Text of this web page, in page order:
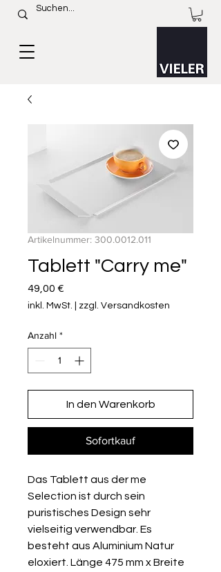
Artikelnummer: 300.0012.011
Tablett "Carry me"
49,00 €
inkl. MwSt. zzgl. Versandkosten
Anzahl *
In den Warenkorb
Sofortkauf
Das Tablett aus der me
Selection ist durch sein
puristisches Design sehr
vielseitig verwendbar. Es
besteht aus Aluminium Natur
eloxiert. Länge 475 mm x Breite